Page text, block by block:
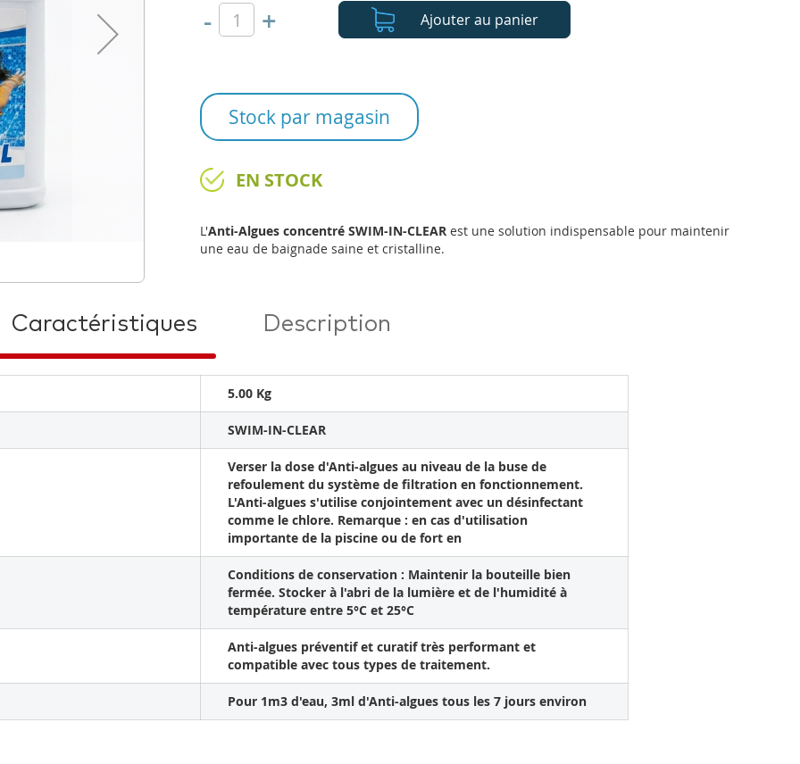
- + Ajouter au panier
Stock par magasin
EN STOCK
L'Anti-Algues concentré SWIM-IN-CLEAR est une solution indispensable pour maintenir
une eau de baignade saine et cristalline.
Caractéristiques
5.00 Kg
SWIM-IN-CLEAR
Verser la dose d'Anti-algues au niveau de la buse de
refoulement du système de filtration en fonctionnement.
L'Anti-algues s'utilise conjointement avec un désinfectant
comme le chlore. Remarque : en cas d'utilisation
importante de la piscine ou de fort en
Conditions de conservation : Maintenir la bouteille bien
fermée. Stocker à l'abri de la lumière et de l'humidité à
température entre 5°C et 25°C
Anti-algues préventif et curatif très performant et
compatible avec tous types de traitement.
Pour 1m3 d'eau, 3ml d'Anti-algues tous les 7 jours environ
Description